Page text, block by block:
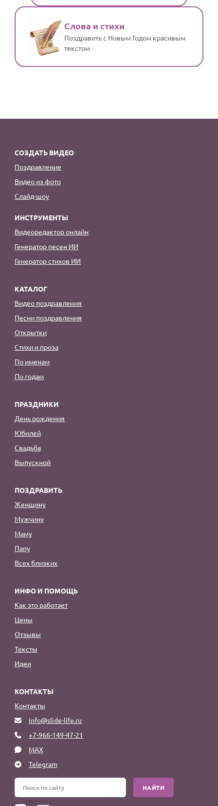
Слова и стихи
Поздравить с Новым Годом красивым
текстом
СОЗДАТЬ ВИДЕО
Поздравление
Видео из фото
Слайд-шоу
ИНСТРУМЕНТЫ
Видеоредактор онлайн
Генератор песен ИИ
Генератор стихов ИИ
КАТАЛОГ
Видео поздравления
Песни поздравления
Открытки
Стихи и проза
По именам
По годам
ПРАЗДНИКИ
День рождения
Юбилей
Свадьба
Выпускной
ПОЗДРАВИТЬ
Женщину
Мужчину
Маму
Папу
Всех близких
ИНФО И ПОМОЩЬ
Как это работает
Цены
Отзывы
Тексты
Идеи
КОНТАКТЫ
Контакты
info@slide-life.ru
+7-966-149-47-21
MAX
Telegram
НАЙТИ